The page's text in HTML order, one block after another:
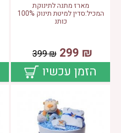
מארז מתנה לתינוקת
המכיל:סדין למיטת תינוק 100%
כותנ
₪
299
₪
399
הזמן עכשיו